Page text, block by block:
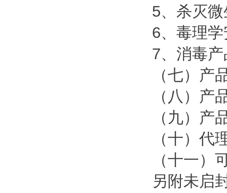
5、杀灭
6、毒理
7、消毒
（七）产
（八）产
（九）产
（十）代
（十一）
另附未启